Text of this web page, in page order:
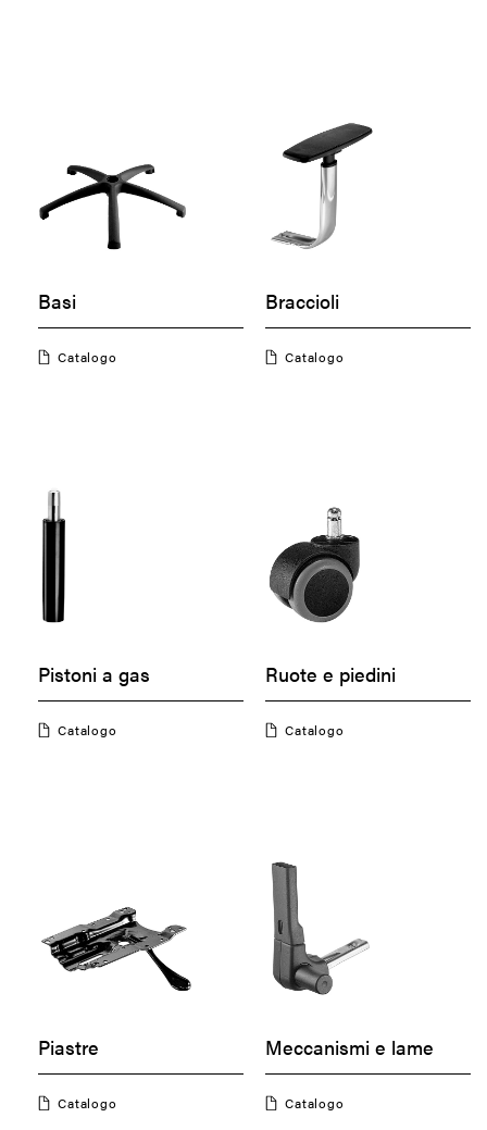
Basi
Catalogo
Braccioli
Catalogo
Pistoni a gas
Catalogo
Ruote e piedini
Catalogo
Piastre
Catalogo
Meccanismi e lame
Catalogo